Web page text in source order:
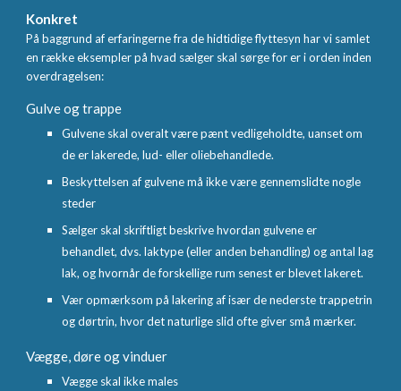
Konkret
På baggrund af erfaringerne fra de hidtidige flyttesyn har vi samlet
en række eksempler på hvad sælger skal sørge for er i orden inden
overdragelsen:
Gulve og trappe
Gulvene skal overalt være pænt vedligeholdte, uanset om
de er lakerede, lud- eller oliebehandlede.
Beskyttelsen af gulvene må ikke være gennemslidte nogle
steder
Sælger skal skriftligt beskrive hvordan gulvene er
behandlet, dvs. laktype (eller anden behandling) og antal lag
lak, og hvornår de forskellige rum senest er blevet lakeret.
Vær opmærksom på lakering af især de nederste trappetrin
og dørtrin, hvor det naturlige slid ofte giver små mærker.
Vægge, døre og vinduer
Vægge skal ikke males